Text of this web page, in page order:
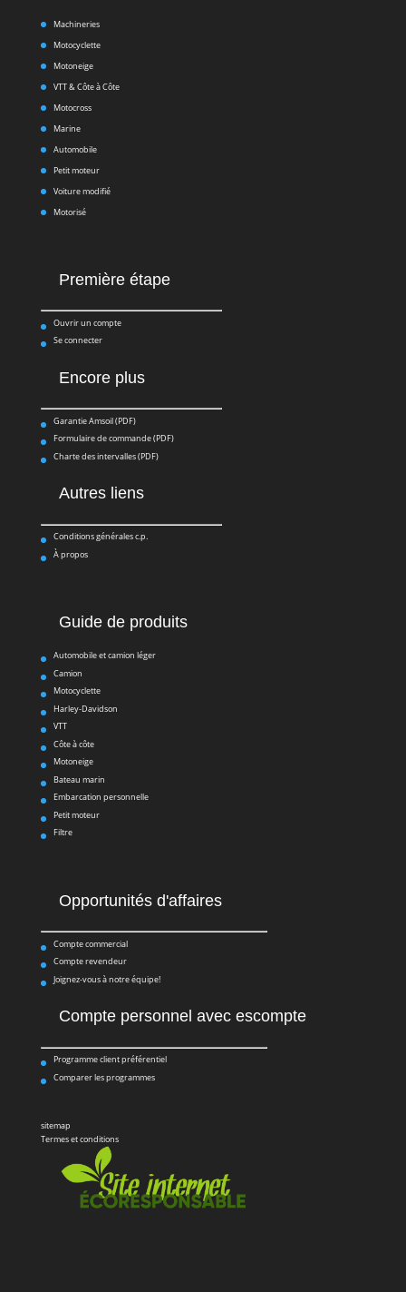
Machineries
Motocyclette
Motoneige
VTT & Côte à Côte
Motocross
Marine
Automobile
Petit moteur
Voiture modifié
Motorisé
Première étape
Ouvrir un compte
Se connecter
Encore plus
Garantie Amsoil (PDF)
Formulaire de commande (PDF)
Charte des intervalles (PDF)
Autres liens
Conditions générales c.p.
À propos
Guide de produits
Automobile et camion léger
Camion
Motocyclette
Harley-Davidson
VTT
Côte à côte
Motoneige
Bateau marin
Embarcation personnelle
Petit moteur
Filtre
Opportunités d'affaires
Compte commercial
Compte revendeur
Joignez-vous à notre équipe!
Compte personnel avec escompte
Programme client préférentiel
Comparer les programmes
sitemap
Termes et conditions